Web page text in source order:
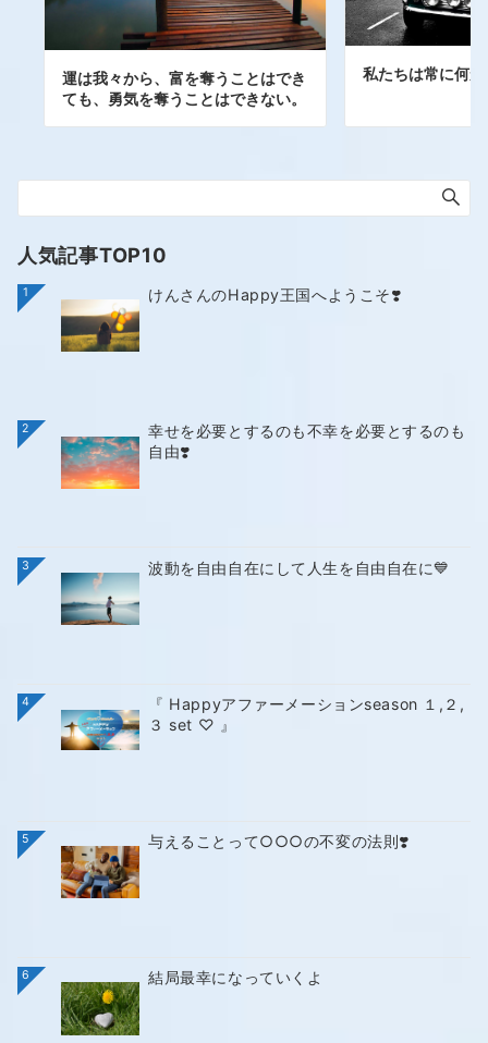
運は我々から、富を奪うことはでき
ても、勇気を奪うことはできない。
私たちは常に何
人気記事TOP10
1 けんさんのHappy王国へようこそ❣️
2
幸せを必要とするのも不幸を必要とするのも
自由❣️
3 波動を自由自在にして人生を自由自在に💙
4
『 Happyアファーメーションseason １,２,
３ set ♡ 』
5 与えることって○○○の不変の法則❣️
6 結局最幸になっていくよ